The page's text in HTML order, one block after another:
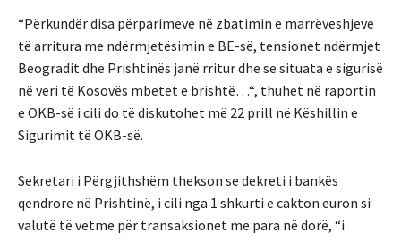
“Përkundër disa përparimeve në zbatimin e marrëveshjeve
të arritura me ndërmjetësimin e BE-së, tensionet ndërmjet
Beogradit dhe Prishtinës janë rritur dhe se situata e sigurisë
në veri të Kosovës mbetet e brishtë…“, thuhet në raportin
e OKB-së i cili do të diskutohet më 22 prill në Këshillin e
Sigurimit të OKB-së.
Sekretari i Përgjithshëm thekson se dekreti i bankës
qendrore në Prishtinë, i cili nga 1 shkurti e cakton euron si
valutë të vetme për transaksionet me para në dorë, “i